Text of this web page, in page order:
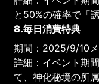
と50%の確率で「
8.毎日消費特典
期間：2025/9/10
詳細：イベント期
て、神化秘境の所